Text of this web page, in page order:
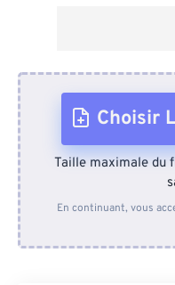
Choisir
Taille maximale du
En continuant, vous